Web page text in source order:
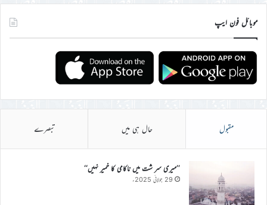
موبائل فون ایپ
مقبول حال ہی میں تبصرے
’’میری سر شت میں ناکامی کا خمیر نہیں‘‘
29 جولائی 2025ء